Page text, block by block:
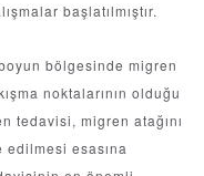
başlatılmıştır.
bölgesinde migren
noktalarının olduğu
tedavisi, migren atağını
esasına